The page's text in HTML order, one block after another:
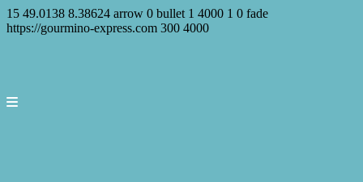
15 49.0138 8.38624 arrow 0 bullet 1 4000 1 0 fade
https://gourmino-express.com 300 4000